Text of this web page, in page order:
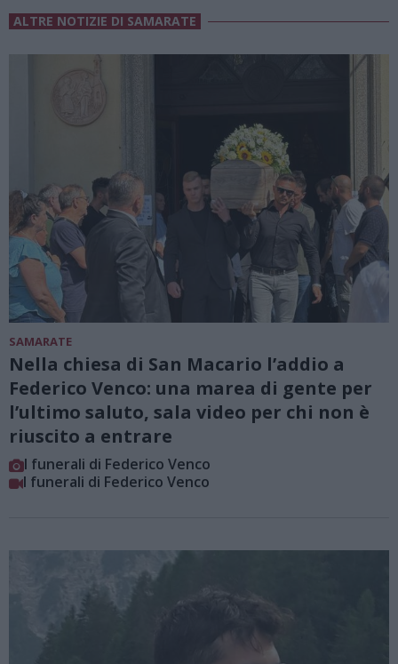
ALTRE NOTIZIE DI SAMARATE
SAMARATE
Nella chiesa di San Macario l’addio a
Federico Venco: una marea di gente per
l’ultimo saluto, sala video per chi non è
riuscito a entrare
I funerali di Federico Venco
I funerali di Federico Venco